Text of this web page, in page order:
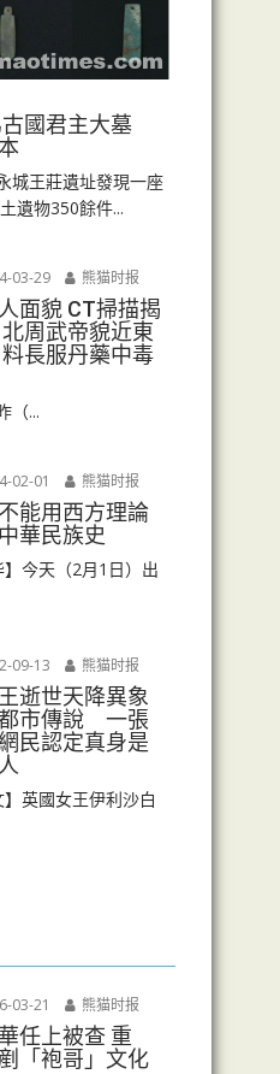
古國君主大墓
城王莊遺址發現一座
遺物350餘件...
03-29 熊猫时报
面貌 CT掃描揭
周武帝貌近東
長服丹藥中毒
（...
02-01 熊猫时报
能用西方理論
華民族史
】今天（2月1日）出
09-13 熊猫时报
逝世天降異象
市傳說 一張
民認定真身是
】英國女王伊利沙白
03-21 熊猫时报
任上被查 重
「袍哥」文化